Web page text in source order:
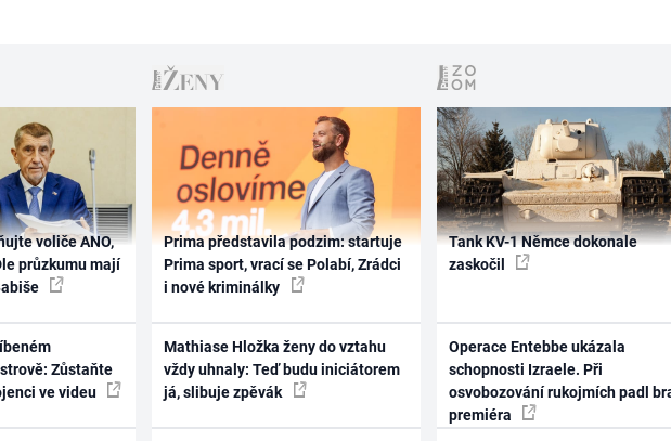
voliče ANO,
průzkumu mají
Zůstaňte
ve videu
Prima představila podzim: startuje
Prima sport, vrací se Polabí, Zrádci
i nové kriminálky
Mathiase Hložka ženy do vztahu
vždy uhnaly: Teď budu iniciátorem
já, slibuje zpěvák
Tank KV-1 Němce dokonale
zaskočil
Operace Entebbe ukázala
schopnosti Izraele. Při
osvobozování rukojmích padl
premiéra